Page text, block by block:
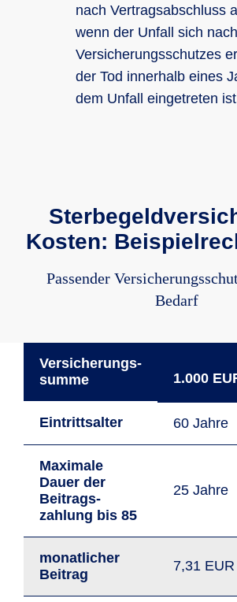
nach Vertragsabschluss
wenn der Unfall sich
Versicherungsschutzes
der Tod innerhalb eines
dem Unfall eingetreten
Kosten:
Passender
Bedarf
Versicherungs­
summe
1.000
Eintrittsalter 60 Jahre
Maximale
Dauer der
Beitrags­
zahlung bis 85
25 Jahre
monatlicher
Beitrag
7,31 EUR